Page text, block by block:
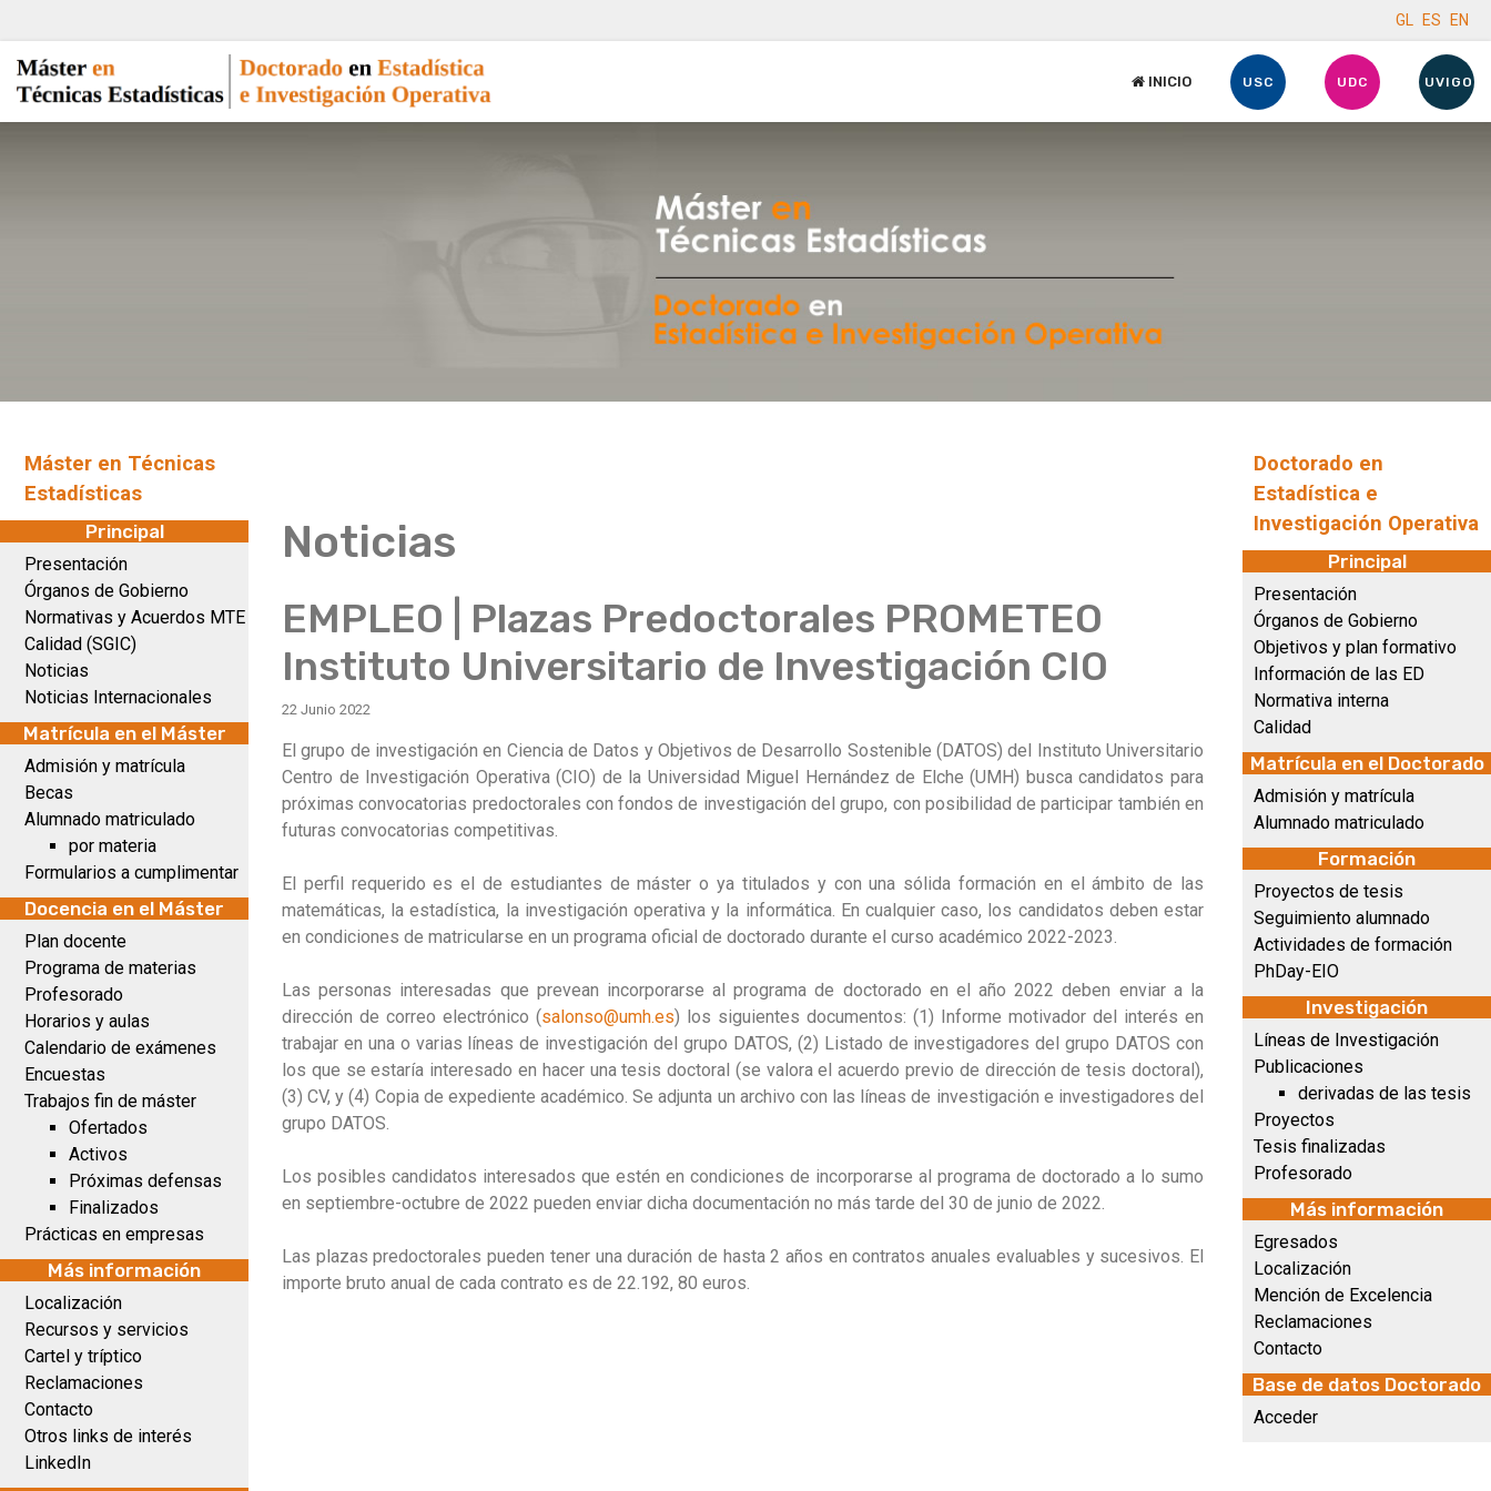
GL ES EN
INICIO USC UDC UVIGO
Máster en Técnicas
Estadísticas
Principal
Presentación
Órganos de Gobierno
Normativas y Acuerdos MTE
Calidad (SGIC)
Noticias
Noticias Internacionales
Matrícula en el Máster
Admisión y matrícula
Becas
Alumnado matriculado
por materia
Formularios a cumplimentar
Docencia en el Máster
Plan docente
Programa de materias
Profesorado
Horarios y aulas
Calendario de exámenes
Encuestas
Trabajos fin de máster
Ofertados
Activos
Próximas defensas
Finalizados
Prácticas en empresas
Más información
Localización
Recursos y servicios
Cartel y tríptico
Reclamaciones
Contacto
Otros links de interés
LinkedIn
Noticias
EMPLEO | Plazas Predoctorales PROMETEO
Instituto Universitario de Investigación CIO
22 Junio 2022
El grupo de investigación en Ciencia de Datos y Objetivos de Desarrollo Sostenible (DATOS) del Instituto Universitario
Centro de Investigación Operativa (CIO) de la Universidad Miguel Hernández de Elche (UMH) busca candidatos para
próximas convocatorias predoctorales con fondos de investigación del grupo, con posibilidad de participar también en
futuras convocatorias competitivas.
El perfil requerido es el de estudiantes de máster o ya titulados y con una sólida formación en el ámbito de las
matemáticas, la estadística, la investigación operativa y la informática. En cualquier caso, los candidatos deben estar
en condiciones de matricularse en un programa oficial de doctorado durante el curso académico 2022-2023.
Las personas interesadas que prevean incorporarse al programa de doctorado en el año 2022 deben enviar a la
dirección de correo electrónico (salonso@umh.es) los siguientes documentos: (1) Informe motivador del interés en
trabajar en una o varias líneas de investigación del grupo DATOS, (2) Listado de investigadores del grupo DATOS con
los que se estaría interesado en hacer una tesis doctoral (se valora el acuerdo previo de dirección de tesis doctoral),
(3) CV, y (4) Copia de expediente académico. Se adjunta un archivo con las líneas de investigación e investigadores del
grupo DATOS.
Los posibles candidatos interesados que estén en condiciones de incorporarse al programa de doctorado a lo sumo
en septiembre-octubre de 2022 pueden enviar dicha documentación no más tarde del 30 de junio de 2022.
Las plazas predoctorales pueden tener una duración de hasta 2 años en contratos anuales evaluables y sucesivos. El
importe bruto anual de cada contrato es de 22.192, 80 euros.
Doctorado en
Estadística e
Investigación Operativa
Principal
Presentación
Órganos de Gobierno
Objetivos y plan formativo
Información de las ED
Normativa interna
Calidad
Matrícula en el Doctorado
Admisión y matrícula
Alumnado matriculado
Formación
Proyectos de tesis
Seguimiento alumnado
Actividades de formación
PhDay-EIO
Investigación
Líneas de Investigación
Publicaciones
derivadas de las tesis
Proyectos
Tesis finalizadas
Profesorado
Más información
Egresados
Localización
Mención de Excelencia
Reclamaciones
Contacto
Base de datos Doctorado
Acceder